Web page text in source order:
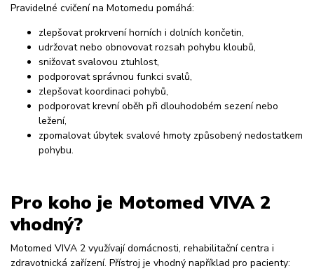
Pravidelné cvičení na Motomedu pomáhá:
zlepšovat prokrvení horních i dolních končetin,
udržovat nebo obnovovat rozsah pohybu kloubů,
snižovat svalovou ztuhlost,
podporovat správnou funkci svalů,
zlepšovat koordinaci pohybů,
podporovat krevní oběh při dlouhodobém sezení nebo
ležení,
zpomalovat úbytek svalové hmoty způsobený nedostatkem
pohybu.
Pro koho je Motomed VIVA 2
vhodný?
Motomed VIVA 2 využívají domácnosti, rehabilitační centra i
zdravotnická zařízení. Přístroj je vhodný například pro pacienty: